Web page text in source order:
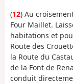
(12) Au
Four Maillet.
habitations et
Route des
la Route du
de la Font de
conduit